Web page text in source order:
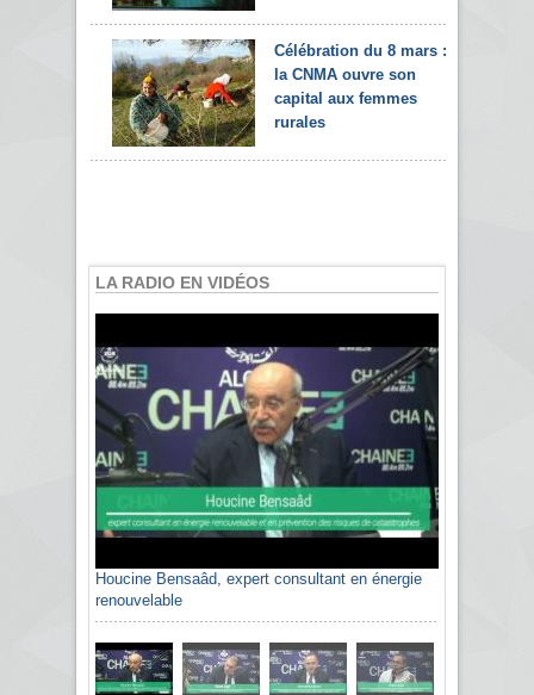
Célébration du 8 mars :
la CNMA ouvre son
capital aux femmes
rurales
LA RADIO EN VIDÉOS
Houcine Bensaâd, expert consultant en énergie
renouvelable